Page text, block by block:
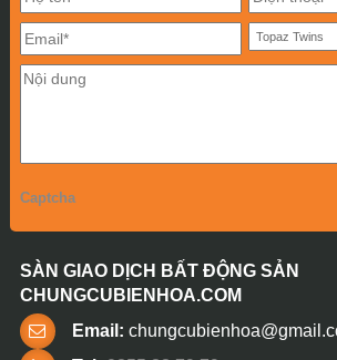
Captcha
SÀN GIAO DỊCH BẤT ĐỘNG SẢN
CHUNGCUBIENHOA.COM
Email: